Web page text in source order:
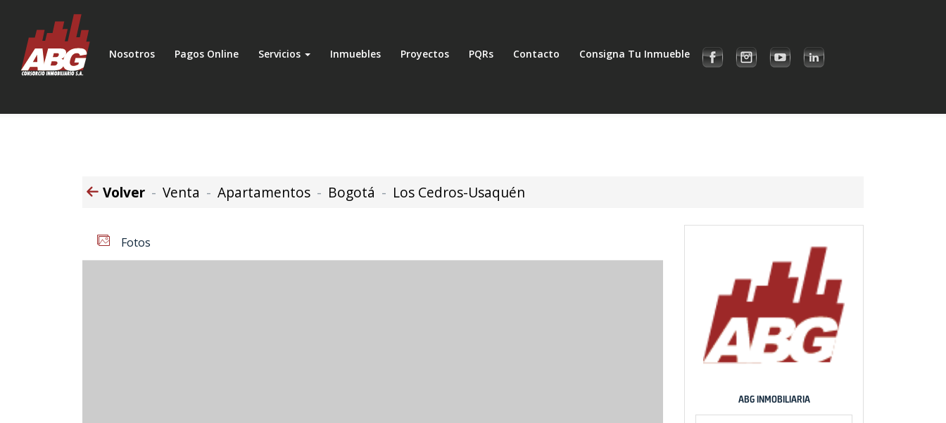
Nosotros Pagos Online Servicios Inmuebles Proyectos PQRs Contacto Consigna Tu Inmueble
Volver Venta Apartamentos Bogotá Los Cedros-Usaquén
Fotos
ABG INMOBILIARIA